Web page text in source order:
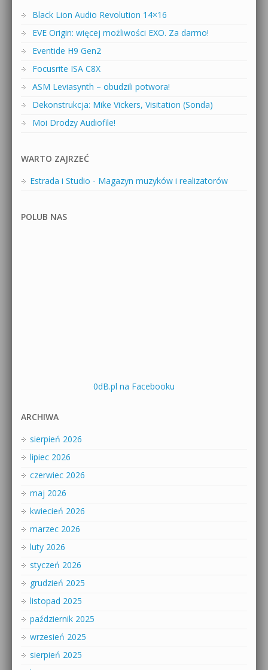
Black Lion Audio Revolution 14×16
EVE Origin: więcej możliwości EXO. Za darmo!
Eventide H9 Gen2
Focusrite ISA C8X
ASM Leviasynth – obudzili potwora!
Dekonstrukcja: Mike Vickers, Visitation (Sonda)
Moi Drodzy Audiofile!
WARTO ZAJRZEĆ
Estrada i Studio - Magazyn muzyków i realizatorów
POLUB NAS
0dB.pl na Facebooku
ARCHIWA
sierpień 2026
lipiec 2026
czerwiec 2026
maj 2026
kwiecień 2026
marzec 2026
luty 2026
styczeń 2026
grudzień 2025
listopad 2025
październik 2025
wrzesień 2025
sierpień 2025